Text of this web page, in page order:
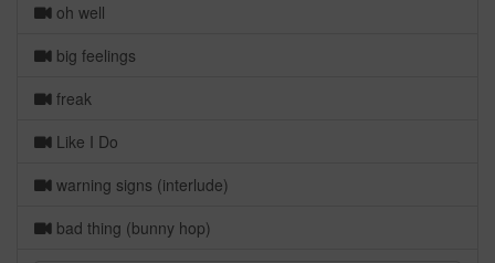
oh well
big feelings
freak
Like I Do
warning signs (interlude)
bad thing (bunny hop)